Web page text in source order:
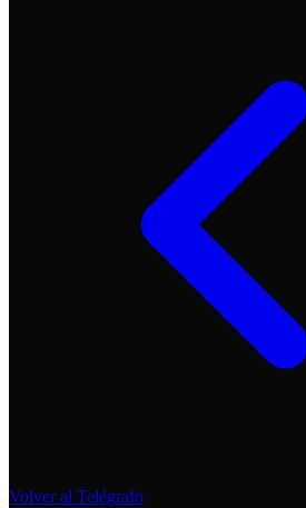
Volver al Telégrafo